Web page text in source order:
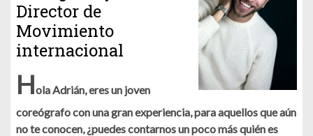
Director de
Movimiento
internacional
Hola Adrián, eres un joven
coreógrafo con una gran experiencia, para aquellos que aún
no te conocen, ¿puedes contarnos un poco más quién es